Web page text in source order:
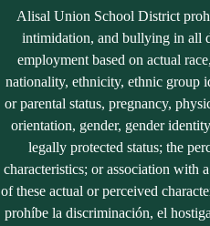
Alisal Union School District
intimidation, and bullying in all
employment based on actual
nationality, ethnicity, ethnic group
or parental status, pregnancy,
orientation, gender, gender
legally protected status; the
characteristics; or association with
of these actual or perceived
prohíbe la discriminación, el